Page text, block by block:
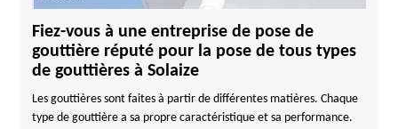
Fiez-vous à une entreprise de pose de
gouttière réputé pour la pose de tous types
de gouttières à Solaize
Les gouttières sont faites à partir de différentes matières. Chaque
type de gouttière a sa propre caractéristique et sa performance.